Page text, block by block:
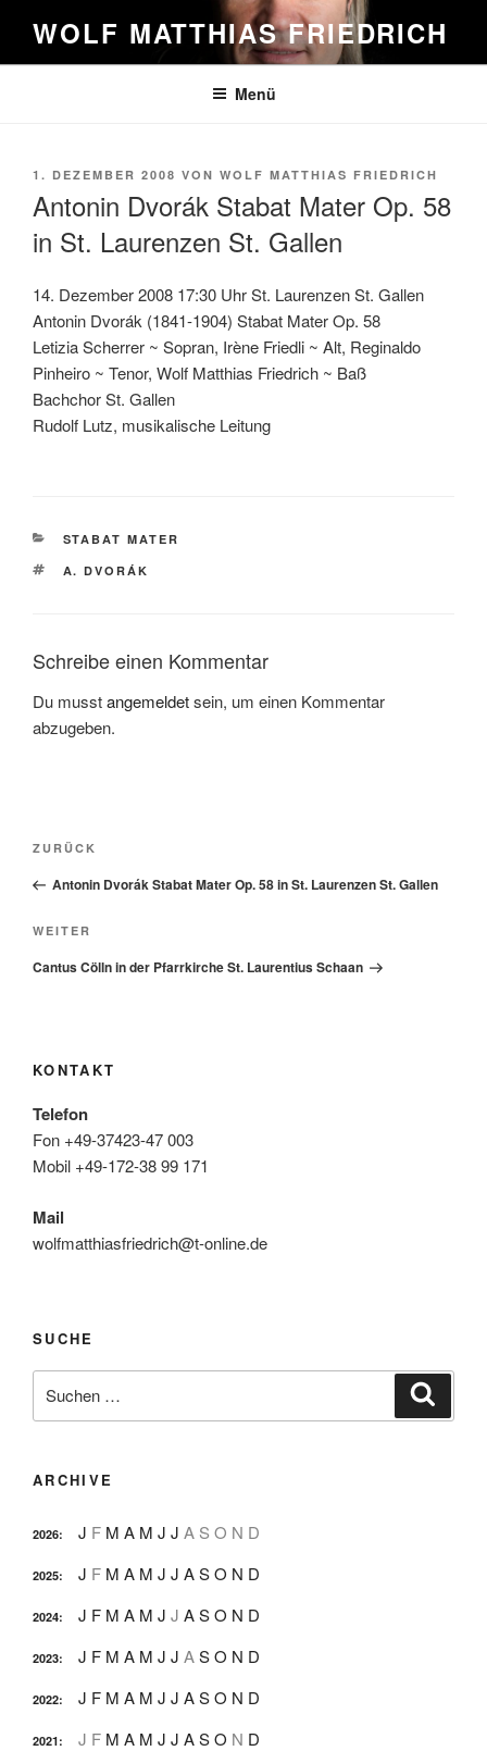
Inhalt
springen
WOLF MATTHIAS FRIEDRICH
Menü
VERÖFFENTLICHT
1. DEZEMBER 2008 VON WOLF MATTHIAS FRIEDRICH
Antonin Dvorák Stabat Mater Op. 58
in St. Laurenzen St. Gallen
14. Dezember 2008 17:30 Uhr St. Laurenzen St. Gallen
Antonin Dvorák (1841-1904) Stabat Mater Op. 58
Letizia Scherrer ~ Sopran, Irène Friedli ~ Alt, Reginaldo
Pinheiro ~ Tenor, Wolf Matthias Friedrich ~ Baß
Bachchor St. Gallen
Rudolf Lutz, musikalische Leitung
KATEGORIEN
STABAT MATER
SCHLAGWÖRTER
A. DVORÁK
Schreibe einen Kommentar
Du musstangemeldetsein, um einen Kommentar
abzugeben.
Beitragsnavigation
Vorheriger
Beitrag
ZURÜCK
Antonin Dvorák Stabat Mater Op. 58 in St. Laurenzen St. Gallen
Nächster
Beitrag
WEITER
Cantus Cölln in der Pfarrkirche St. Laurentius Schaan
KONTAKT
Telefon
Fon +49-37423-47 003
Mobil +49-172-38 99 171
Mail
wolfmatthiasfriedrich@t-online.de
SUCHE
nach:
ARCHIVE
2026: J F M A M J J A S O N D
2025: J F M A M J J ASO N D
2024: J F M A M J J ASO N D
2023: J F M A M J J ASO N D
2022: J F M A M J J ASO N D
2021: J F M A M J J ASO N D